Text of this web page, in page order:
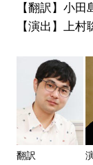
【翻訳】小田
【演出】上村
翻訳